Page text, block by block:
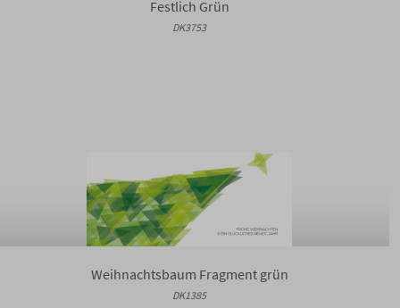
Festlich Grün
DK3753
Weihnachtsbaum Fragment grün
DK1385